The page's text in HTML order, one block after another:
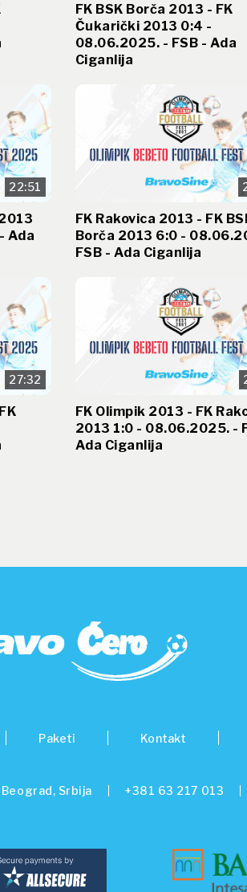
FK BSK Borča 2013 - FK
Čukarički 2013 0:4 -
08.06.2025. - FSB - Ada
Ciganlija
22:51
Ada
FK Rakovica 2013 - FK
Borča 2013 6:0 -
FSB - Ada Ciganlija
27:32
FK Olimpik 2013 - FK
2013 1:0 - 08.06.2025. -
Ada Ciganlija
Paketi Kontakt
Srbija +381 63 217 013